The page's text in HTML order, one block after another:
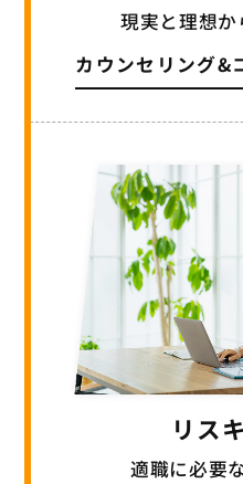
現実と理想
カウンセリング&
リス
適職に必要